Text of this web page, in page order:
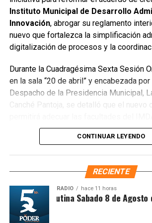
escombros, cacharros y desechos
que el saneamiento concluirá en dos
Finalmente, las Unidades Verdes de
convertirse en punto de disposición
Ayuntamiento exhortó a la ciudadanía a
prácticas y sumarse al esfuerzo
un Cancún limpio y con prosperidad
Fuente: 5to Poder Agencia de
Instituto Municipal de Desarrollo
Innovación, abrogar su reglamento
nuevo que fortalezca la simplificación
digitalización de procesos y la
Durante la Cuadragésima Sexta Sesión
en la sala “20 de abril” y encabezada
Despacho de la Presidencia Municipal,
Canché Pantoja, se detalló que el nuevo
Ley Nacional para Eliminar Trámites
mediante la instauración de la Autoridad
Simplificación y Digitalización. Con ello,
trámites, reducir cargas administrativas y
CONTINUAR LEYENDO
RECIENTE
RADIO hace 11 horas
Síntesis Matutina Sabado 8 de Agosto